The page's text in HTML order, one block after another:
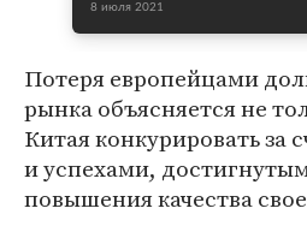
8 июля 2021
Потеря европейцами
рынка объясняется не
Китая конкурировать за
и успехами,
повышения качества